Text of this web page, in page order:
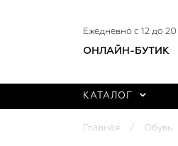
Ежедневно с 12 до 20
ОНЛАЙН-БУТИК
КАТАЛОГ
Главная Обувь